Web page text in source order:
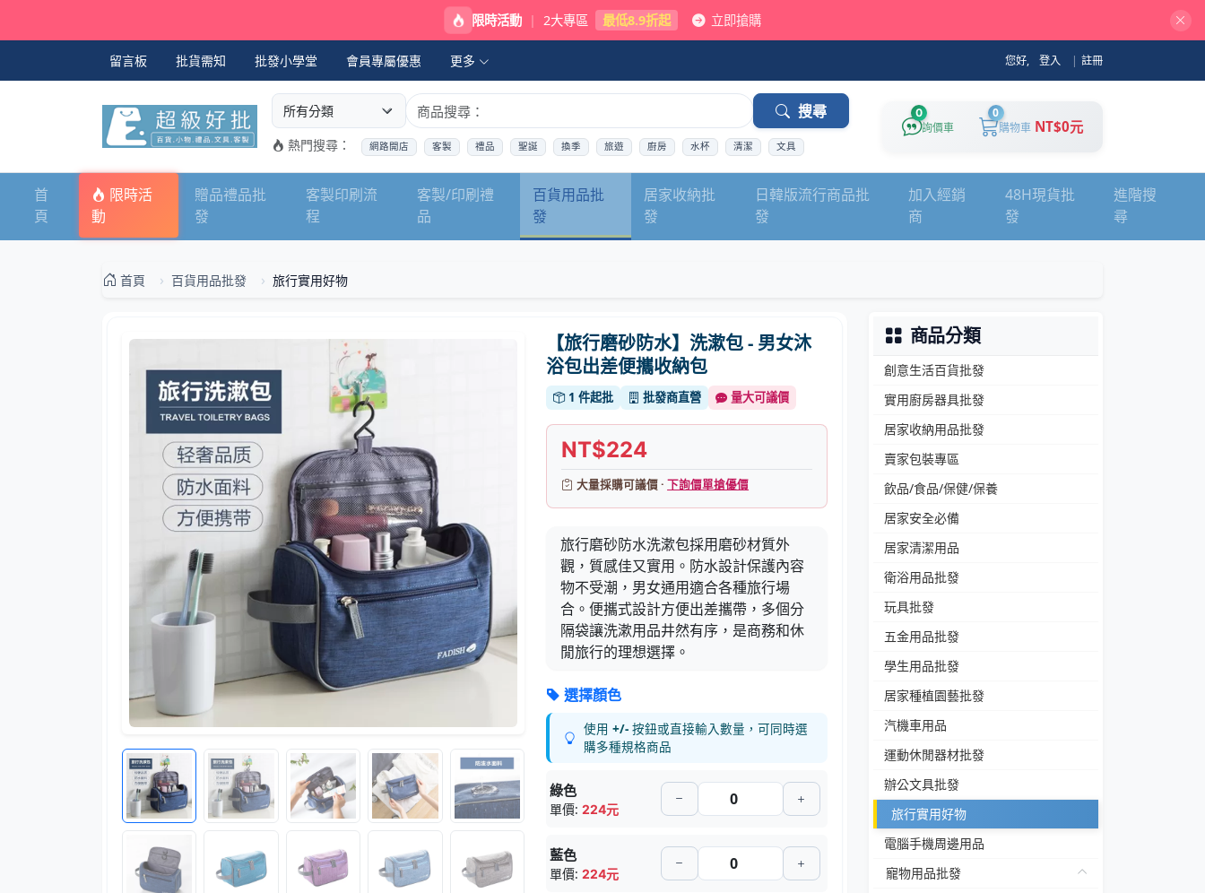
限時活動 | 2大專區 最低8.9折起 立即搶購
留言板 批貨需知 批發小學堂 會員專屬優惠 更多 您好, 登入 | 註冊
選擇商品分類
搜尋商品關鍵字 搜尋
熱門搜尋： 網路開店 客製 禮品 聖誕 換季 旅遊 廚房 水杯 清潔 文具
0
詢價車
0
購物車 NT$0元
首
頁
限時活
動
贈品禮品批
發
客製印刷流
程
客製/印刷禮
品
百貨用品批
發
居家收納批
發
日韓版流行商品批
發
加入經銷
商
48H現貨批
發
進階搜
尋
首頁 百貨用品批發 旅行實用好物
【旅行磨砂防水】洗漱包 - 男女沐
浴包出差便攜收納包
1 件起批 批發商直營 量大可議價
NT$224
大量採購可議價 ·下詢價單搶優價
旅行磨砂防水洗漱包採用磨砂材質外
觀，質感佳又實用。防水設計保護內容
物不受潮，男女通用適合各種旅行場
合。便攜式設計方便出差攜帶，多個分
隔袋讓洗漱用品井然有序，是商務和休
閒旅行的理想選擇。
選擇顏色
使用+/- 按鈕或直接輸入數量，可同時選
購多種規格商品
綠色
單價:224元
藍色
單價:224元
商品分類
創意生活百貨批發
實用廚房器具批發
居家收納用品批發
賣家包裝專區
飲品/食品/保健/保養
居家安全必備
居家清潔用品
衛浴用品批發
玩具批發
五金用品批發
學生用品批發
居家種植園藝批發
汽機車用品
運動休閒器材批發
辦公文具批發
旅行實用好物
電腦手機周邊用品
寵物用品批發